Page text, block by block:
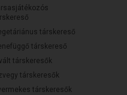
társkereső
társkereső
társkeresők
társkeresők
társkeresők